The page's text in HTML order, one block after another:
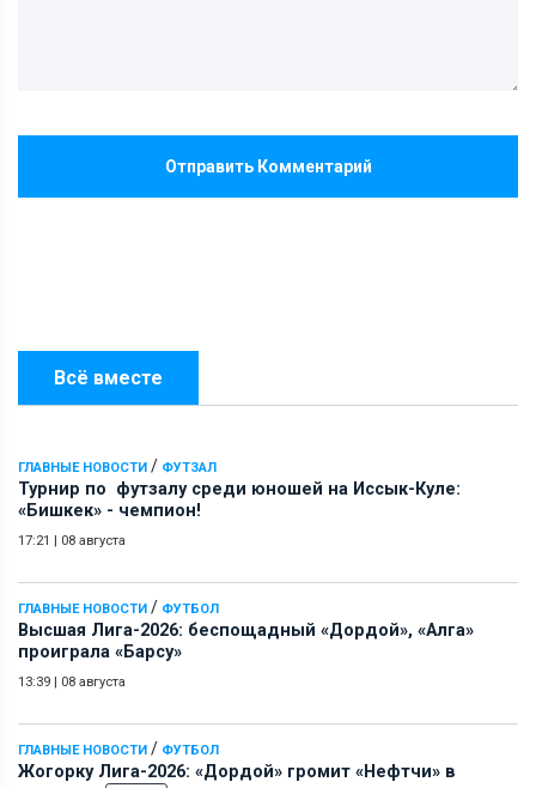
Всё вместе
ГЛАВНЫЕ НОВОСТИ / ФУТЗАЛ
Турнир по футзалу среди юношей на Иссык-Куле:
«Бишкек» - чемпион!
17:21 | 08 августа
ГЛАВНЫЕ НОВОСТИ / ФУТБОЛ
Высшая Лига-2026: беспощадный «Дордой», «Алга»
проиграла «Барсу»
13:39 | 08 августа
ГЛАВНЫЕ НОВОСТИ / ФУТБОЛ
Жогорку Лига-2026: «Дордой» громит «Нефтчи» в
Отправить Комментарий